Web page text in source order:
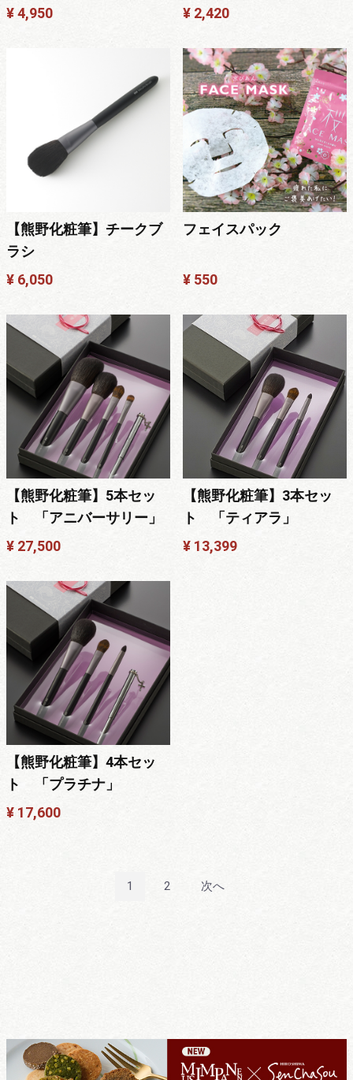
¥ 4,950 ¥ 2,420
【熊野化粧筆】チークブ
ラシ
¥ 6,050
フェイスパック
¥ 550
【熊野化粧筆】5本セッ
ト 「アニバーサリー」
¥ 27,500
【熊野化粧筆】3本セッ
ト 「ティアラ」
¥ 13,399
【熊野化粧筆】4本セッ
ト 「プラチナ」
¥ 17,600
1 2 次へ